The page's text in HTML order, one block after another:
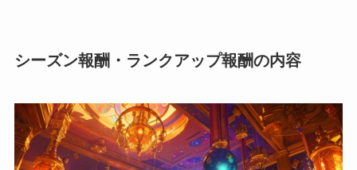
シーズン報酬・ランクアップ報酬の内容